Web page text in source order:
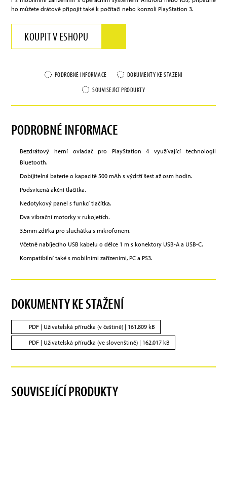
ho můžete drátově připojit také k počítači nebo konzoli PlayStation 3.
KOUPIT V ESHOPU
PODROBNÉ INFORMACE
DOKUMENTY KE STAŽENÍ
SOUVISEJÍCÍ PRODUKTY
PODROBNÉ INFORMACE
Bezdrátový herní ovladač pro PlayStation 4 využívající technologii
Bluetooth.
Dobíjitelná baterie o kapacitě 500 mAh s výdrží šest až osm hodin.
Podsvícená akční tlačítka.
Nedotykový panel s funkcí tlačítka.
Dva vibrační motorky v rukojetích.
3,5mm zdířka pro sluchátka s mikrofonem.
Včetně nabíjecího USB kabelu o délce 1 m s konektory USB-A a USB-C.
Kompatibilní také s mobilními zařízeními, PC a PS3.
DOKUMENTY KE STAŽENÍ
PDF |Uživatelská příručka (v češtině) | 161.809 kB
PDF |Uživatelská příručka (ve slovenštině) | 162.017 kB
SOUVISEJÍCÍ PRODUKTY